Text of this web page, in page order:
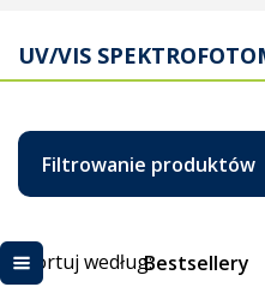
UV/VIS
Filtrowanie produktów
Sortuj według:Bestsellery